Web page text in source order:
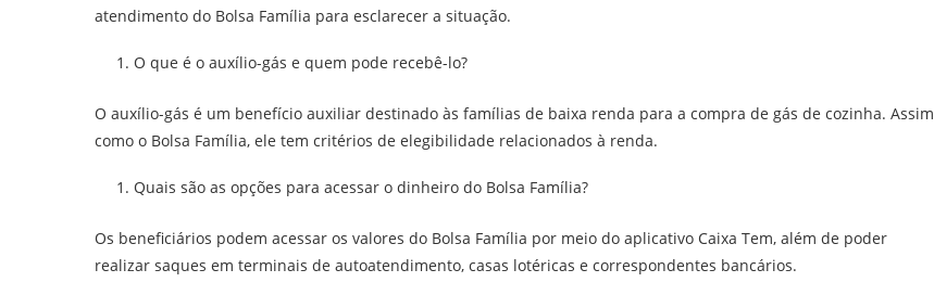
atendimento do Bolsa Família para esclarecer a situação.
O que é o auxílio-gás e quem pode recebê-lo?
O auxílio-gás é um benefício auxiliar destinado às famílias de baixa renda para a compra de gás de cozinha. Assim
como o Bolsa Família, ele tem critérios de elegibilidade relacionados à renda.
Quais são as opções para acessar o dinheiro do Bolsa Família?
Os beneficiários podem acessar os valores do Bolsa Família por meio do aplicativo Caixa Tem, além de poder
realizar saques em terminais de autoatendimento, casas lotéricas e correspondentes bancários.